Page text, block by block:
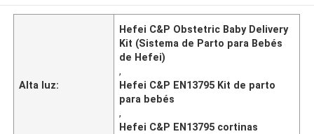
Alta luz:
Hefei C&P Obstetric Baby Delivery
Kit (Sistema de Parto para Bebés
de Hefei)
,
Hefei C&P EN13795 Kit de parto
para bebés
,
Hefei C&P EN13795 cortinas